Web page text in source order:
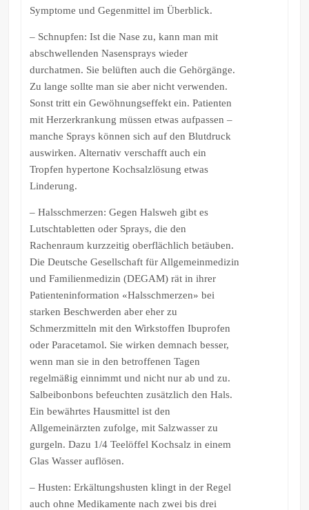
Symptome und Gegenmittel im Überblick.
– Schnupfen: Ist die Nase zu, kann man mit
abschwellenden Nasensprays wieder
durchatmen. Sie belüften auch die Gehörgänge.
Zu lange sollte man sie aber nicht verwenden.
Sonst tritt ein Gewöhnungseffekt ein. Patienten
mit Herzerkrankung müssen etwas aufpassen –
manche Sprays können sich auf den Blutdruck
auswirken. Alternativ verschafft auch ein
Tropfen hypertone Kochsalzlösung etwas
Linderung.
– Halsschmerzen: Gegen Halsweh gibt es
Lutschtabletten oder Sprays, die den
Rachenraum kurzzeitig oberflächlich betäuben.
Die Deutsche Gesellschaft für Allgemeinmedizin
und Familienmedizin (DEGAM) rät in ihrer
Patienteninformation «Halsschmerzen» bei
starken Beschwerden aber eher zu
Schmerzmitteln mit den Wirkstoffen Ibuprofen
oder Paracetamol. Sie wirken demnach besser,
wenn man sie in den betroffenen Tagen
regelmäßig einnimmt und nicht nur ab und zu.
Salbeibonbons befeuchten zusätzlich den Hals.
Ein bewährtes Hausmittel ist den
Allgemeinärzten zufolge, mit Salzwasser zu
gurgeln. Dazu 1/4 Teelöffel Kochsalz in einem
Glas Wasser auflösen.
– Husten: Erkältungshusten klingt in der Regel
auch ohne Medikamente nach zwei bis drei